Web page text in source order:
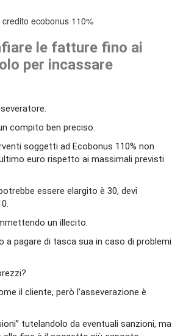
le fatture fino ai
per incassare
compito ben preciso.
soggetti ad Ecobonus 110% non
euro rispetto ai massimali previsti
essere elargito è 30, devi
un illecito.
pagare di tasca sua in caso di problemi
il cliente, però l’asseverazione è
tutelandolo da eventuali sanzioni, ma